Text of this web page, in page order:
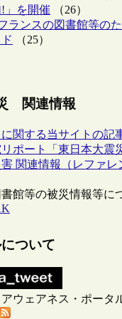
」を開催 （26）
ランスの図書館等の
（25）
関連情報
に関する当サイトの記
ポート「東日本大震
関連情報（レファレ
館等の被災情報等に
ついて
アウェアネス・ポー